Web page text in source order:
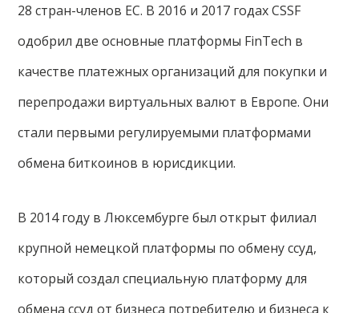
28 стран-членов ЕС. В 2016 и 2017 годах CSSF
одобрил две основные платформы FinTech в
качестве платежных организаций для покупки и
перепродажи виртуальных валют в Европе. Они
стали первыми регулируемыми платформами
обмена биткоинов в юрисдикции.
В 2014 году в Люксембурге был открыт филиал
крупной немецкой платформы по обмену ссуд,
который создал специальную платформу для
обмена ссуд от бизнеса потребителю и бизнеса к